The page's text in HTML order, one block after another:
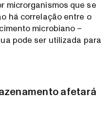
microrganismos que se
há correlação entre o
microbiano –
pode ser utilizada para
afetará